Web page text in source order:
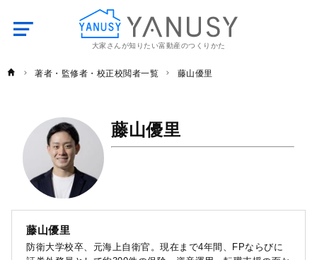
大家さんが知りたい富動産のつくりかた
YANUSY
著者・監修者・校正校閲者一覧 藤山優里
藤山優里
藤山優里
防衛大学校卒、元海上自衛官。現在まで4年間、FPならびに